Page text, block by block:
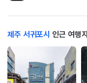
제주 서귀포시 인근 여행지